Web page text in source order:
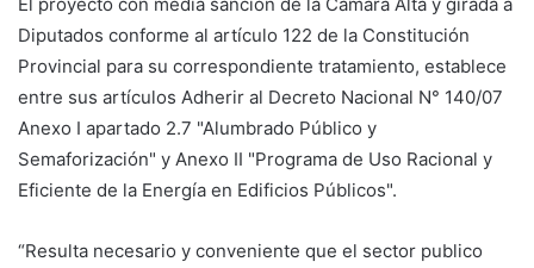
Diputados conforme al artículo 122 de la Constitución
Provincial para su correspondiente tratamiento, establece
entre sus artículos Adherir al Decreto Nacional N° 140/07
Anexo I apartado 2.7 "Alumbrado Público y
Semaforización" y Anexo II "Programa de Uso Racional y
Eficiente de la Energía en Edificios Públicos".
“Resulta necesario y conveniente que el sector publico